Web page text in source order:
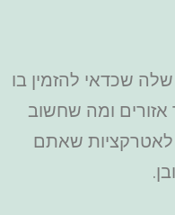
שכדאי להזמין בו
ומה שחשוב
לאטרקציות שאתם